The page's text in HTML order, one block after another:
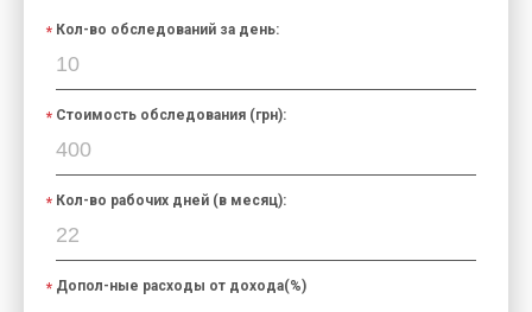
Кол-во обследований за день:
Стоимость обследования (грн):
Кол-во рабочих дней (в месяц):
Допол-ные расходы от дохода(%)